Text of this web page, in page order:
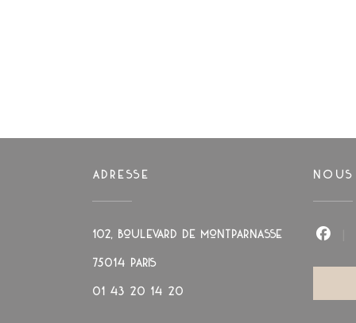
ADRESSE
102, boulevard de Montparnasse
75014 PARIS((ouvre une nouvelle fenêtre))
01 43 20 14 20